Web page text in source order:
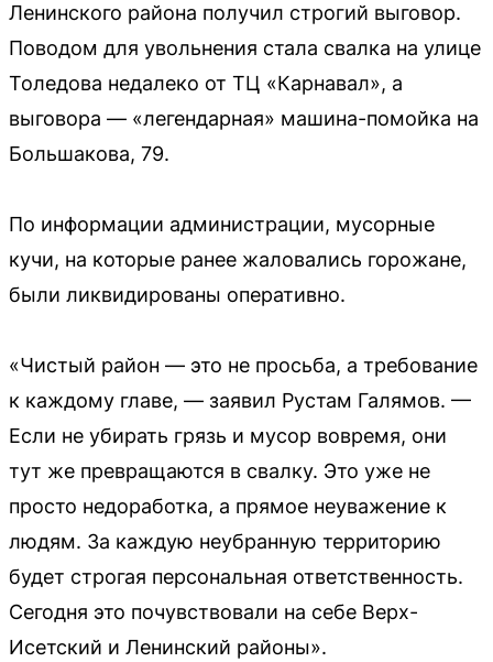
Ленинского района получил строгий выговор.
Поводом для увольнения стала свалка на улице
Толедова недалеко от ТЦ «Карнавал», а
выговора — «легендарная» машина-помойка на
Большакова, 79.
По информации администрации, мусорные
кучи, на которые ранее жаловались горожане,
были ликвидированы оперативно.
«Чистый район — это не просьба, а требование
к каждому главе, — заявил Рустам Галямов. —
Если не убирать грязь и мусор вовремя, они
тут же превращаются в свалку. Это уже не
просто недоработка, а прямое неуважение к
людям. За каждую неубранную территорию
будет строгая персональная ответственность.
Сегодня это почувствовали на себе Верх-
Исетский и Ленинский районы».